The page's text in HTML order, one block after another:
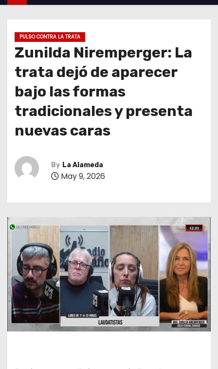
PULSO CONTRA LA TRATA
Zunilda Niremperger: La
trata dejó de aparecer
bajo las formas
tradicionales y presenta
nuevas caras
By La Alameda
May 9, 2026